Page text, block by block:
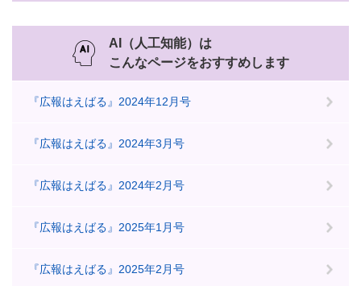
AI（人工知能）は
こんなページをおすすめします
『広報はえばる』2024年12月号
『広報はえばる』2024年3月号
『広報はえばる』2024年2月号
『広報はえばる』2025年1月号
『広報はえばる』2025年2月号